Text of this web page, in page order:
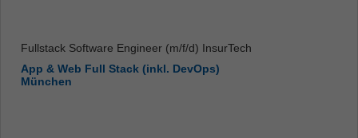
Fullstack Software Engineer (m/f/d) InsurTech
App & Web Full Stack (inkl. DevOps)
München